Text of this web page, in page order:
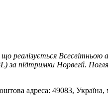
Всесвітньою
підтримки Норвегії.
адреса: 49083,